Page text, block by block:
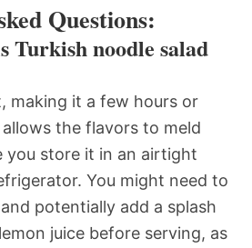
Questions:
Turkish noodle salad
making it a few hours or
the flavors to meld
you store it in an airtight
You might need to
potentially add a splash
juice before serving, as